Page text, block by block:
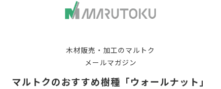
木材販売・加工のマルトク
メールマガジン
マルトクのおすすめ樹種「ウォールナット」